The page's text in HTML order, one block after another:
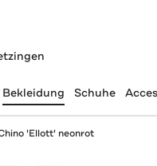
Bekleidung Schuhe
'Ellott' neonrot